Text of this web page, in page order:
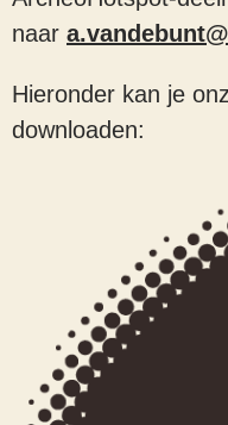
naar
Hieronder kan je
downloaden: